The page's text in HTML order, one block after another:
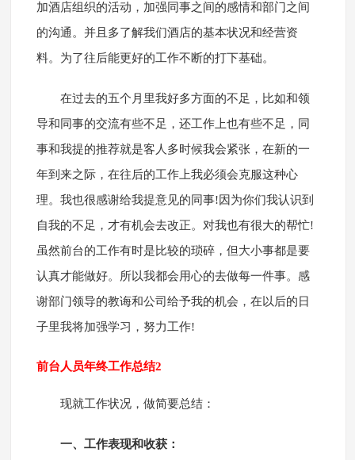
加酒店组织的活动，加强同事之间的感情和部门之间
的沟通。并且多了解我们酒店的基本状况和经营资
料。为了往后能更好的工作不断的打下基础。
在过去的五个月里我好多方面的不足，比如和领
导和同事的交流有些不足，还工作上也有些不足，同
事和我提的推荐就是客人多时候我会紧张，在新的一
年到来之际，在往后的工作上我必须会克服这种心
理。我也很感谢给我提意见的同事!因为你们我认识到
自我的不足，才有机会去改正。对我也有很大的帮忙!
虽然前台的工作有时是比较的琐碎，但大小事都是要
认真才能做好。所以我都会用心的去做每一件事。感
谢部门领导的教诲和公司给予我的机会，在以后的日
子里我将加强学习，努力工作!
前台人员年终工作总结2
现就工作状况，做简要总结：
一、工作表现和收获：